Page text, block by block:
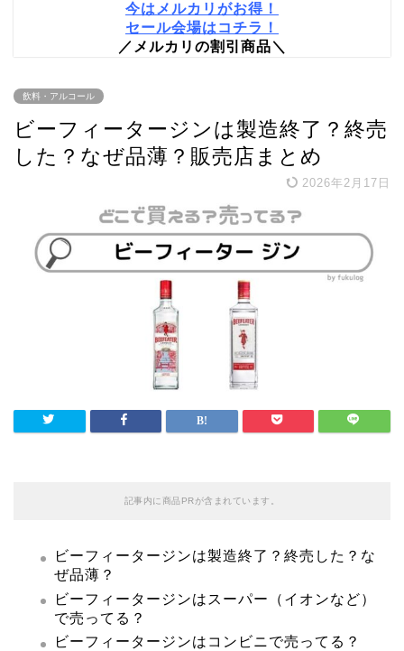
今はメルカリがお得！
セール会場はコチラ！
／メルカリの割引商品＼
飲料・アルコール
ビーフィータージンは製造終了？終売
した？なぜ品薄？販売店まとめ
2026年2月17日
記事内に商品PRが含まれています。
ビーフィータージンは製造終了？終売した？な
ぜ品薄？
ビーフィータージンはスーパー（イオンなど）
で売ってる？
ビーフィータージンはコンビニで売ってる？